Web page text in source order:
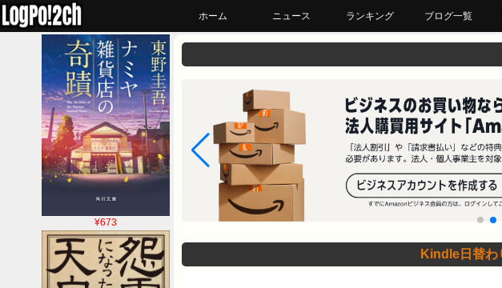
ホーム ニュース ランキング ブログ一覧
¥673
Kindle日替